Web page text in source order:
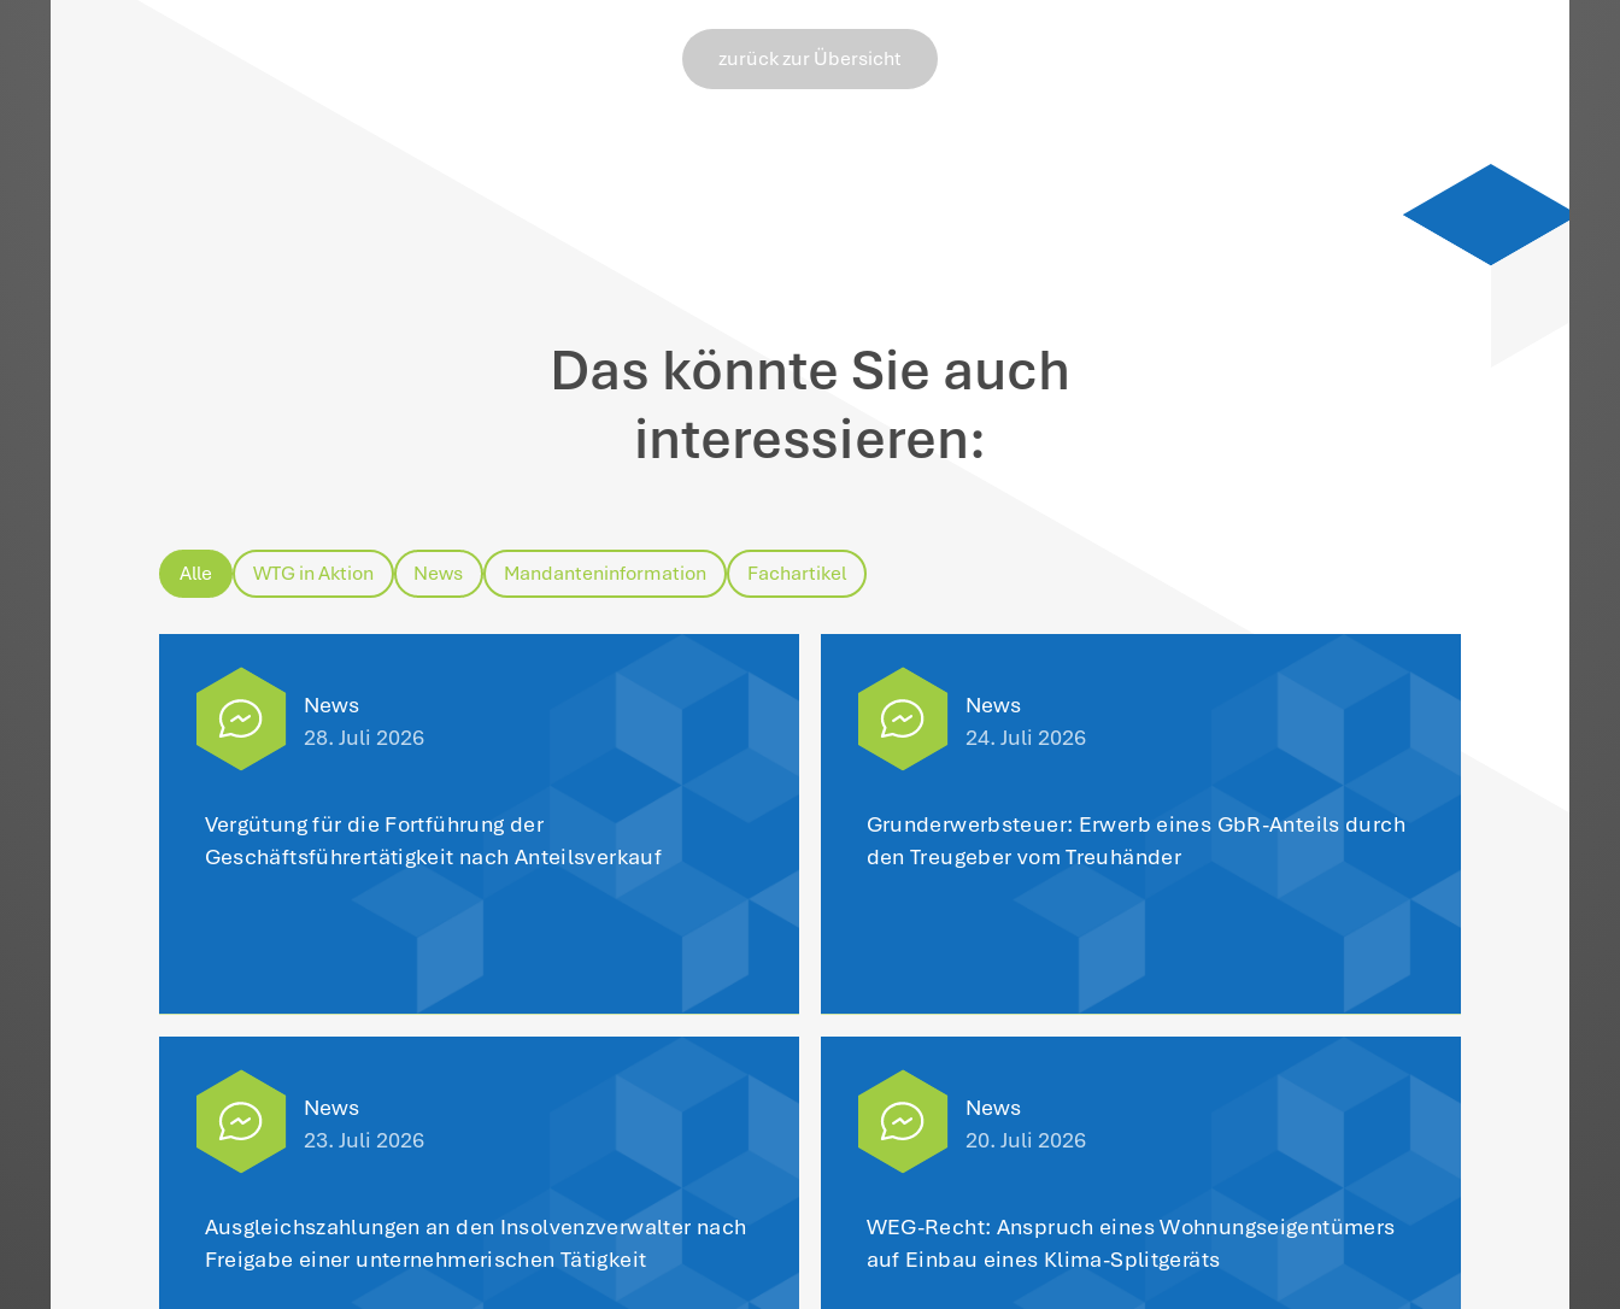
weder die Steuerberatungskosten noch die Umsatzsteuerzahlungen mit den
steuerfreien Einnahmen aus dem Betrieb der Photovoltaikanlage im Jahr 2022 im
Umsatzsteuerzahlungen mit den steuerpflichtigen Einnahmen aus dem Betrieb
Photovoltaikanlage in den Jahren 2020 und 2021 im Zusammenhang.
nachlaufender Betriebsausgaben ebenfalls stattgegeben. Die Finanzverwaltung hat
gegen das Urteil Revision eingelegt, die beim Bundesfinanzhof (BFH) unter dem
Aktenzeichen X R 30/24 anhängig ist. Das Finanzgericht Nürnberg hat dagegen in
Finanzgerichts Nürnberg ist ebenfalls Revision beim BFH eingelegt worden, so dass
der BFH entscheiden muss, ob ein nachträglicher Betriebsausgabenabzug ab dem
Hätte der Antragsteller im Jahr 2022 noch nachträgliche Einnahmen für 2021 erhalten,
wären diese nach dem Gesetz wohl steuerfrei. Dies ergibt sich allerdings aus der
ausdrücklich ab 2022 angeordneten Steuerfreiheit, während es für nachträgliche
Betriebsausgaben, die ab dem Jahr 2022 für Vorjahre gezahlt werden, an einer
ausdrücklichen Regelung fehlt.